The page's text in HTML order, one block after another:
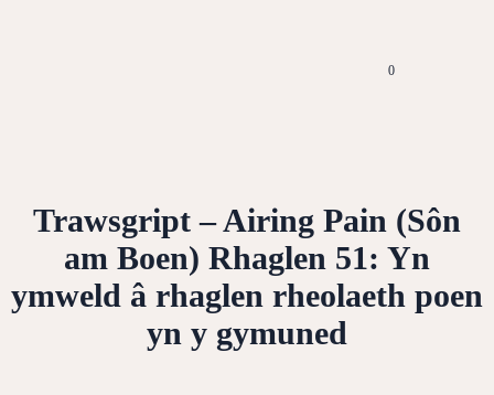
0
Trawsgript – Airing Pain (Sôn
am Boen) Rhaglen 51: Yn
ymweld â rhaglen rheolaeth poen
yn y gymuned